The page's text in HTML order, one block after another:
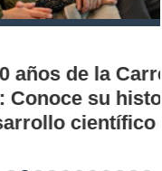
de Química de
hitos y aporte
país